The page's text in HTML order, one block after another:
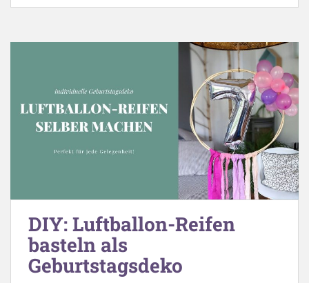
DIY: Luftballon-Reifen
basteln als
Geburtstagsdeko